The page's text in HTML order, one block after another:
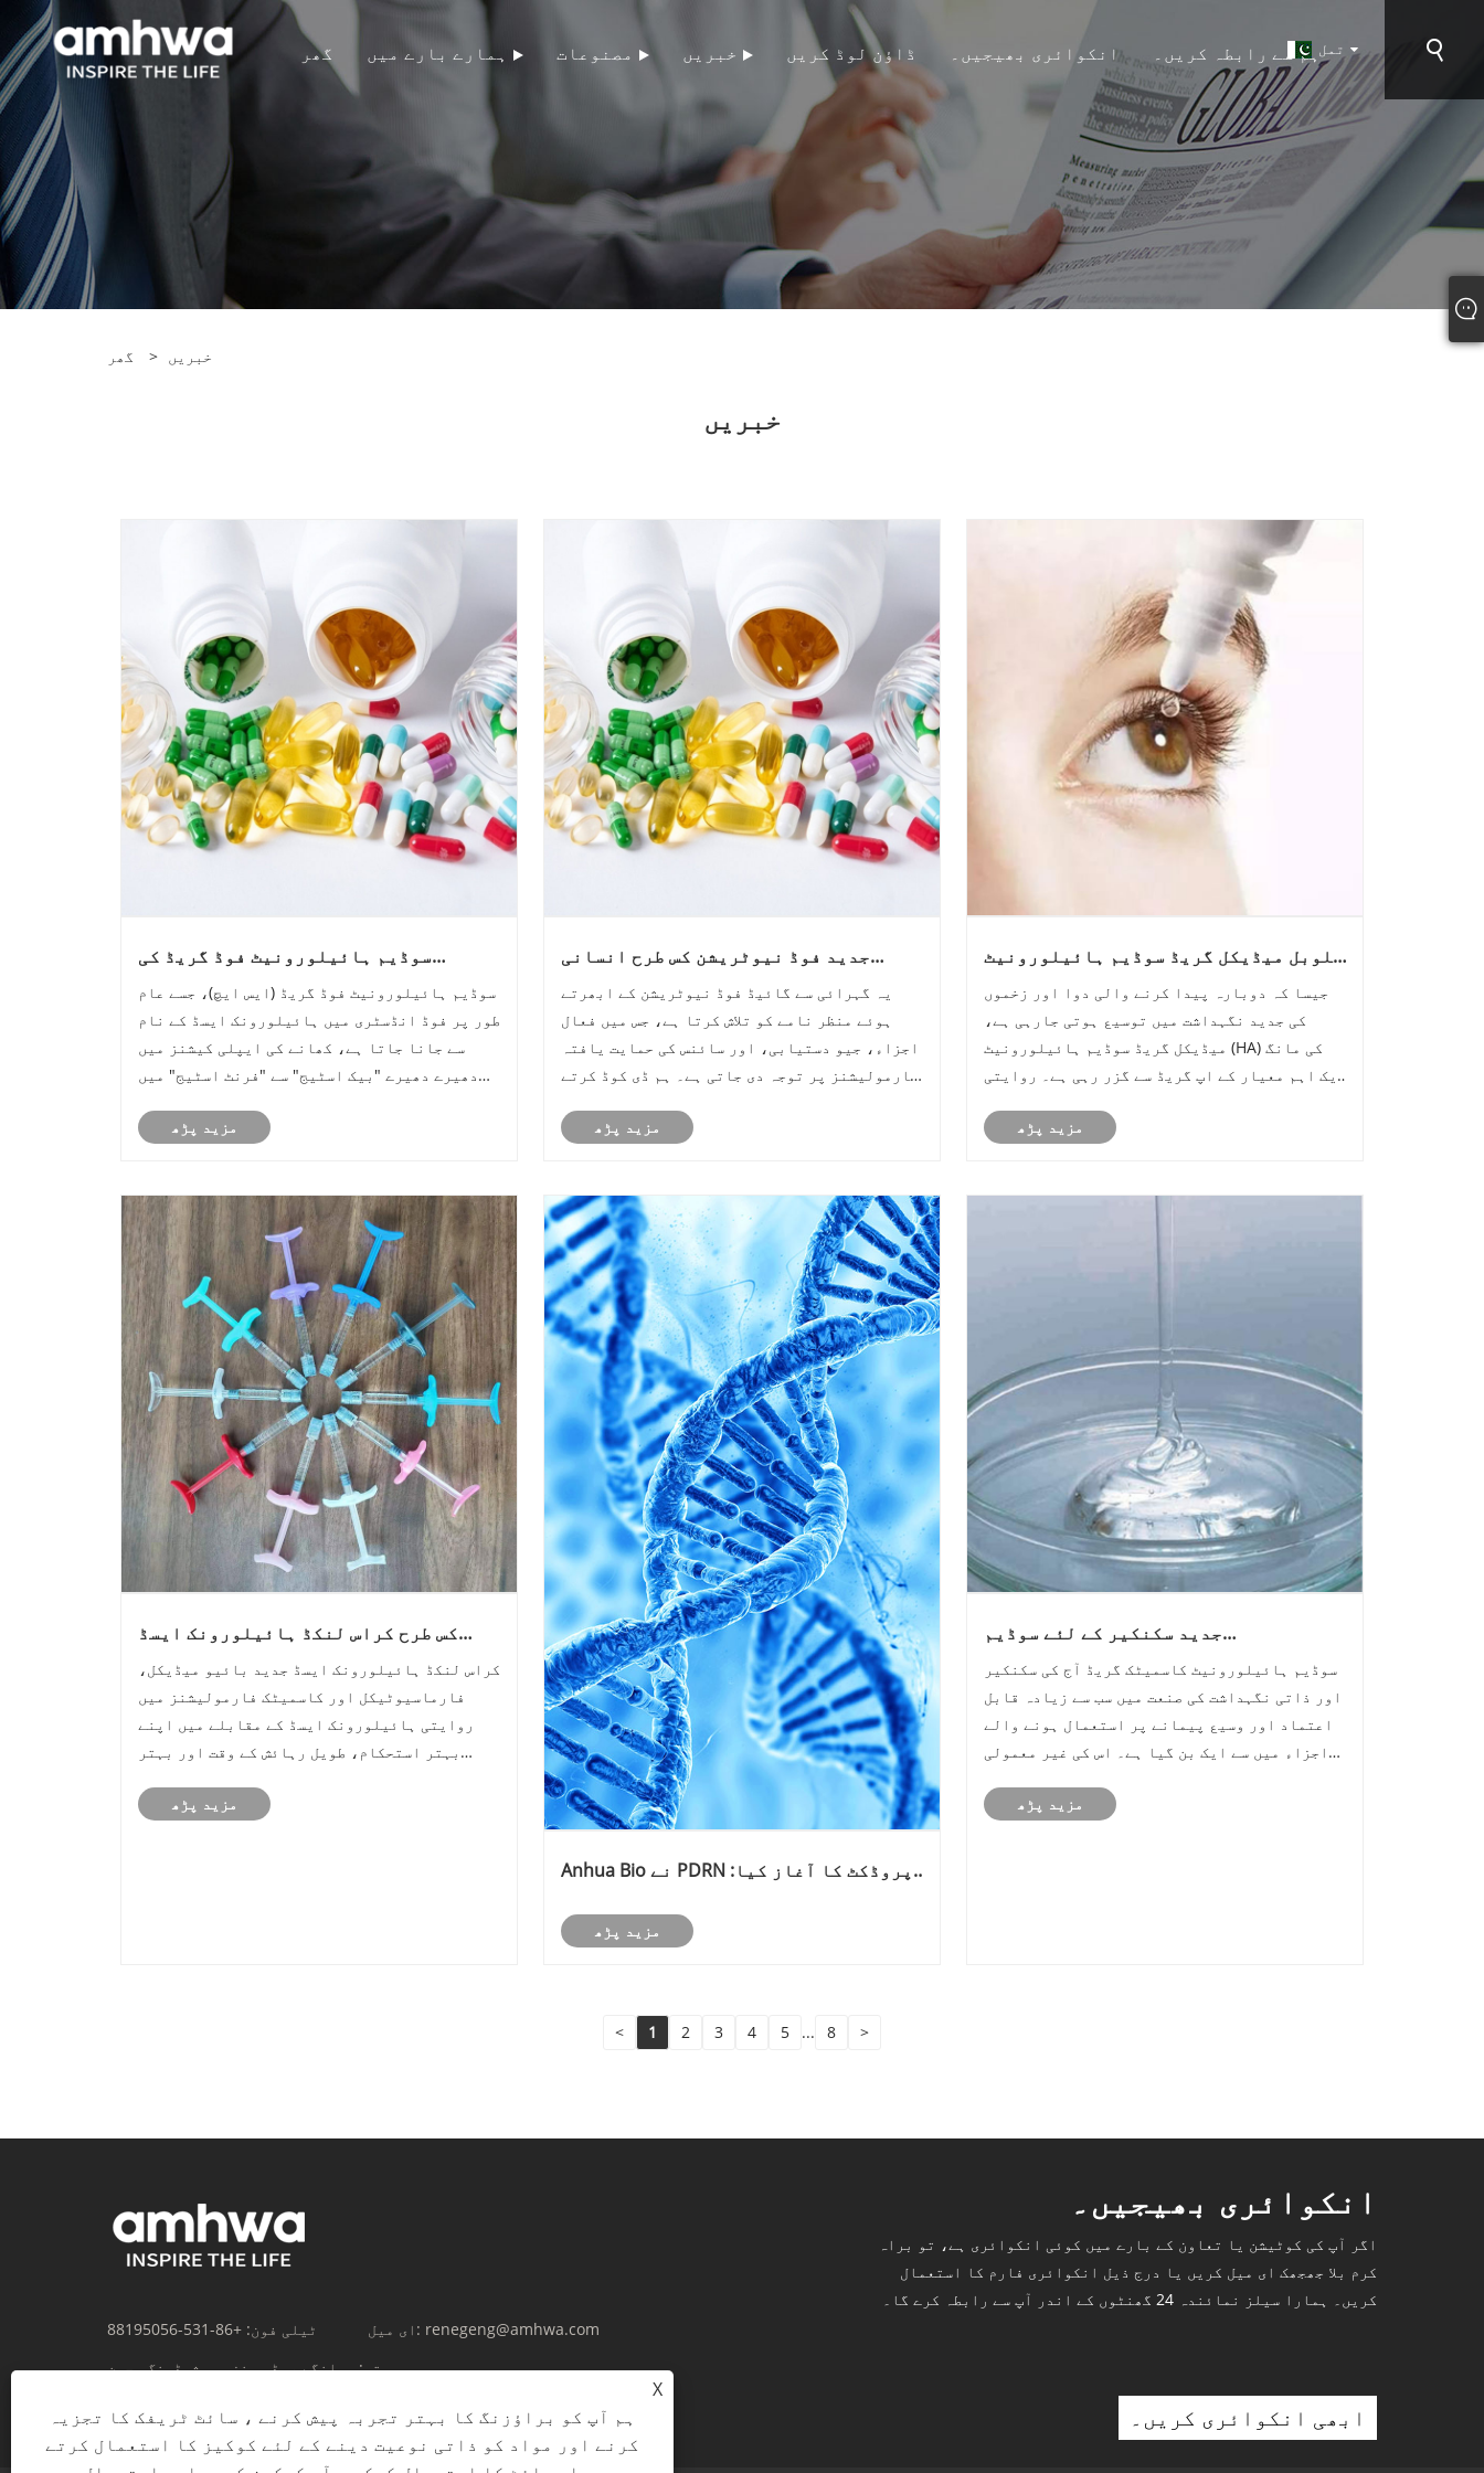
گھر ہمارے بارے میں مصنوعات خبریں ڈاؤن لوڈ کریں انکوائری بھیجیں۔ ہم سے رابطہ کریں۔تمل
گھر > خبریں
خبریں
سوڈیم ہائیلورونیٹ فوڈ گریڈ کی
سوڈیم ہائیلورونیٹ فوڈ گریڈ (ایس ایچ)، جسے عام
طور پر فوڈ انڈسٹری میں ہائیلورونک ایسڈ کے نام
سے جانا جاتا ہے، کھانے کی ایپلی کیشنز میں
دھیرے دھیرے "بیک اسٹیج" سے "فرنٹ اسٹیج" میں
کھانوں میں اس کے استعمال کی منظوری دی ہے، اس
مزید پڑھ
جدید فوڈ نیوٹریشن کس طرح انسانی
یہ گہرائی سے گائیڈ فوڈ نیوٹریشن کے ابھرتے
ہوئے منظر نامے کو تلاش کرتا ہے، جس میں فعال
اجزاء، جیو دستیابی، اور سائنس کی حمایت یافتہ
فارمولیشنز پر توجہ دی جاتی ہے۔ ہم ڈی کوڈ کرتے
مالیکیول کس طرح نظامی صحت میں حصہ ڈالتے ہیں،
مزید پڑھ
گلوبل میڈیکل گریڈ سوڈیم ہائیلورونیٹ
معیارات کی طرف مائل
جیسا کہ دوبارہ پیدا کرنے والی دوا اور زخموں
کی جدید نگہداشت میں توسیع ہوتی جارہی ہے،
میڈیکل گریڈ سوڈیم ہائیلورونیٹ (HA) کی مانگ
ایک اہم معیار کے اپ گریڈ سے گزر رہی ہے۔ روایتی
کی ترسیل کے نظام، ٹشو انجینئرنگ، اور جدید
مزید پڑھ
کس طرح کراس لنکڈ ہائیلورونک ایسڈ
کارکردگی کو بہتر بناتا ہے؟
کراس لنکڈ ہائیلورونک ایسڈ جدید بائیو میڈیکل،
فارماسیوٹیکل اور کاسمیٹک فارمولیشنز میں
روایتی ہائیلورونک ایسڈ کے مقابلے میں اپنے
بہتر استحکام، طویل رہائش کے وقت اور بہتر
معیاری ہائیلورونک ایسڈ کا استعمال کرتے وقت
مزید پڑھ
Anhua Bio نے PDRN پروڈکٹ کا آغاز کیا:
خام مال کی عالمی سپلائی چین کی تشکیل
نو
مزید پڑھ
جدید سکنکیر کے لئے سوڈیم
ہے؟
سوڈیم ہائیلورونیٹ کاسمیٹک گریڈ آج کی سکنکیر
اور ذاتی نگہداشت کی صنعت میں سب سے زیادہ قابل
اعتماد اور وسیع پیمانے پر استعمال ہونے والے
اجزاء میں سے ایک بن گیا ہے۔ اس کی غیر معمولی
کی مرمت کے فوائد کے لئے جانا جاتا ہے ، یہ جز اب
مزید پڑھ
< 1 2 3 4 5 ... 8 >
ٹیلی فون: +86-531-88195056 ای میل: renegeng@amhwa.com
پتہ: ہوانگے روڈ، بنزہو، شیڈونگ، چین
انکوائری بھیجیں۔
اگر آپ کی کوٹیشن یا تعاون کے بارے میں کوئی انکوائری ہے، تو براہ
کرم بلا جھجھک ای میل کریں یا درج ذیل انکوائری فارم کا استعمال
کریں۔ ہمارا سیلز نمائندہ 24 گھنٹوں کے اندر آپ سے رابطہ کرے گا۔
ابھی انکوائری کریں۔
X
ہم آپ کو براؤزنگ کا بہتر تجربہ پیش کرنے ، سائٹ ٹریفک کا تجزیہ
کرنے اور مواد کو ذاتی نوعیت دینے کے لئے کوکیز کا استعمال کرتے